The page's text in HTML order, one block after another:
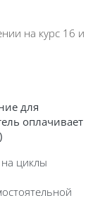
на курс 16 и
для
оплачивает
циклы